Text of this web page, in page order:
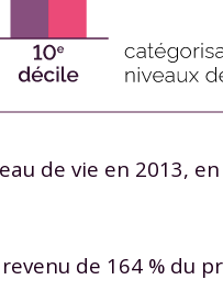
de vie en 2013,
de 164 % du